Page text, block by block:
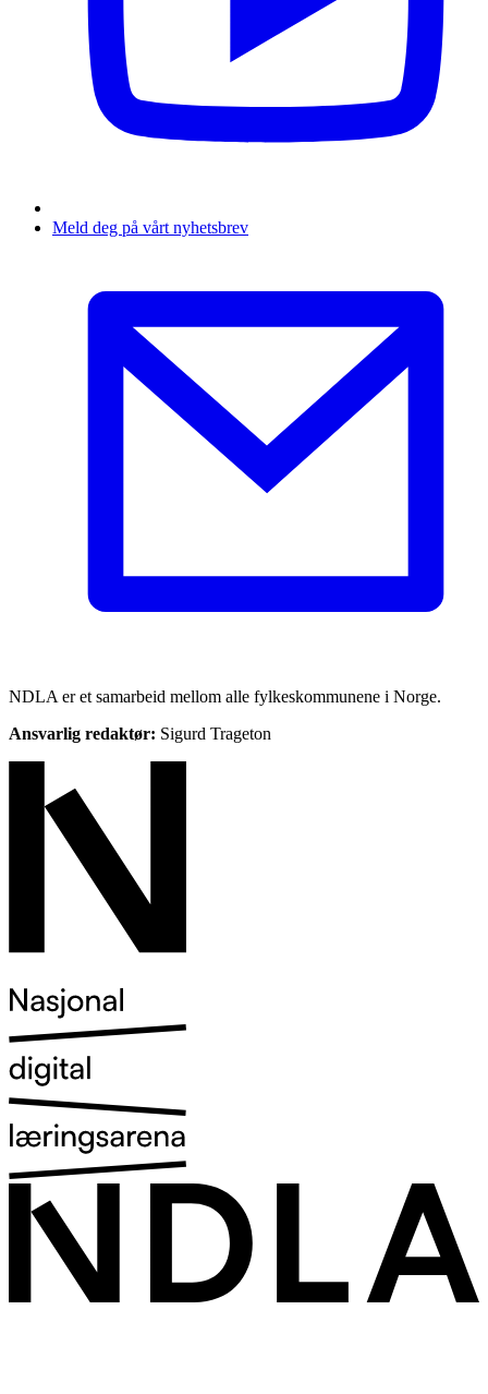
Meld deg på vårt nyhetsbrev
NDLA er et samarbeid mellom alle fylkeskommunene i Norge.
Ansvarlig redaktør: Sigurd Trageton